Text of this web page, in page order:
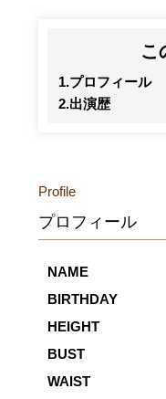
こ
プロフィール
出演歴
Profile
プロフィール
NAME
BIRTHDAY
HEIGHT
BUST
WAIST